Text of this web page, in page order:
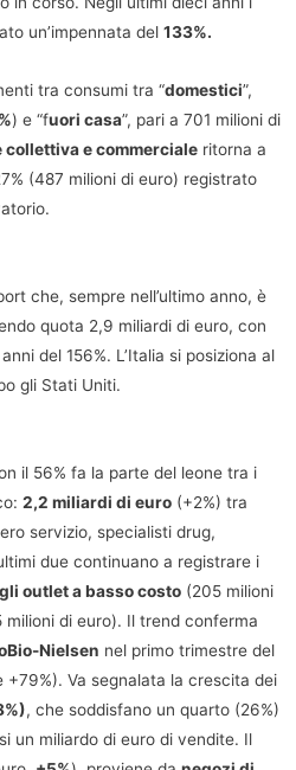
un’impennata del 133%.
tra consumi tra “domestici”,
) e “fuori casa”, pari a 701 milioni di
e commerciale ritorna a
(487 milioni di euro) registrato
che, sempre nell’ultimo anno, è
quota 2,9 miliardi di euro, con
del 156%. L’Italia si posiziona al
gli Stati Uniti.
il 56% fa la parte del leone tra i
2,2 miliardi di euro (+2%) tra
servizio, specialisti drug,
due continuano a registrare i
outlet a basso costo (205 milioni
milioni di euro). Il trend conferma
Nielsen nel primo trimestre del
+79%). Va segnalata la crescita dei
, che soddisfano un quarto (26%)
un miliardo di euro di vendite. Il